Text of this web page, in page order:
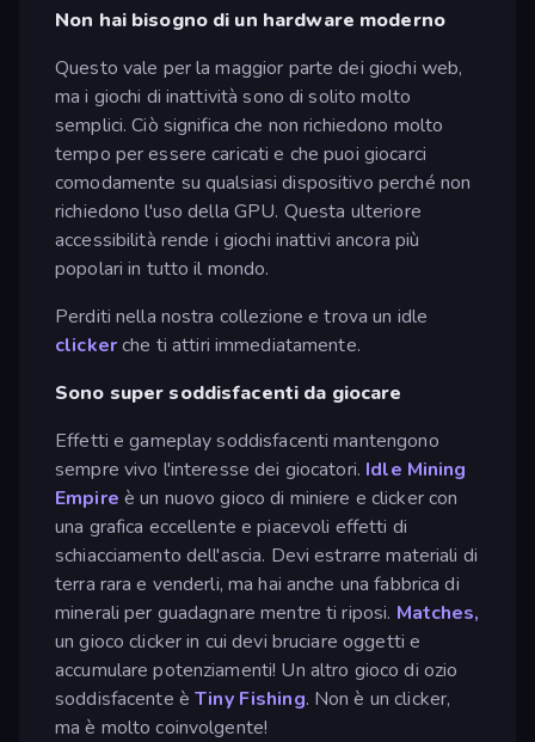
Non hai bisogno di un hardware moderno
Questo vale per la maggior parte dei giochi web,
ma i giochi di inattività sono di solito molto
semplici. Ciò significa che non richiedono molto
tempo per essere caricati e che puoi giocarci
comodamente su qualsiasi dispositivo perché non
richiedono l'uso della GPU. Questa ulteriore
accessibilità rende i giochi inattivi ancora più
popolari in tutto il mondo.
Perditi nella nostra collezione e trova un idle
clickerche ti attiri immediatamente.
Sono super soddisfacenti da giocare
Effetti e gameplay soddisfacenti mantengono
sempre vivo l'interesse dei giocatori. Idle Mining
Empire è un nuovo gioco di miniere e clicker con
una grafica eccellente e piacevoli effetti di
schiacciamento dell'ascia. Devi estrarre materiali di
terra rara e venderli, ma hai anche una fabbrica di
minerali per guadagnare mentre ti riposi. Matches,
un gioco clicker in cui devi bruciare oggetti e
accumulare potenziamenti! Un altro gioco di ozio
soddisfacente èTiny Fishing. Non è un clicker,
ma è molto coinvolgente!